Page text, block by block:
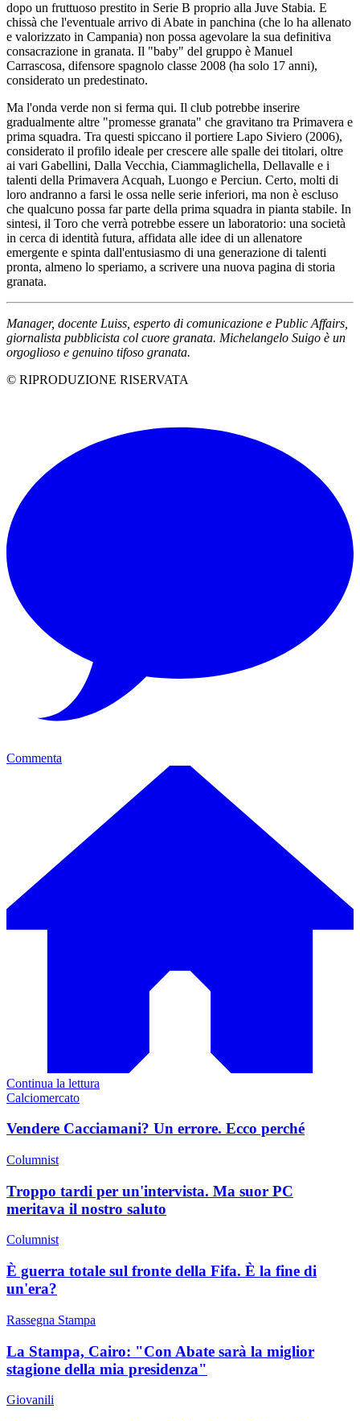
dopo un fruttuoso prestito in Serie B proprio alla Juve Stabia. E
chissà che l'eventuale arrivo di Abate in panchina (che lo ha allenato
e valorizzato in Campania) non possa agevolare la sua definitiva
consacrazione in granata. Il "baby" del gruppo è Manuel
Carrascosa, difensore spagnolo classe 2008 (ha solo 17 anni),
considerato un predestinato.
​Ma l'onda verde non si ferma qui. Il club potrebbe inserire
gradualmente altre "promesse granata" che gravitano tra Primavera e
prima squadra. Tra questi spiccano il portiere Lapo Siviero (2006),
considerato il profilo ideale per crescere alle spalle dei titolari, oltre
ai vari Gabellini, Dalla Vecchia, Ciammaglichella, Dellavalle e i
talenti della Primavera Acquah, Luongo e Perciun. Certo, molti di
loro andranno a farsi le ossa nelle serie inferiori, ma non è escluso
che qualcuno possa far parte della prima squadra in pianta stabile. ​In
sintesi, il Toro che verrà potrebbe essere un laboratorio: una società
in cerca di identità futura, affidata alle idee di un allenatore
emergente e spinta dall'entusiasmo di una generazione di talenti
pronta, almeno lo speriamo, a scrivere una nuova pagina di storia
granata.
Manager, docente Luiss, esperto di comunicazione e Public Affairs,
giornalista pubblicista col cuore granata. Michelangelo Suigo è un
orgoglioso e genuino tifoso granata.
© RIPRODUZIONE RISERVATA
Commenta
Continua la lettura
Calciomercato
Vendere Cacciamani? Un errore. Ecco perché
Columnist
Troppo tardi per un'intervista. Ma suor PC
meritava il nostro saluto
Columnist
È guerra totale sul fronte della Fifa. È la fine di
un'era?
Rassegna Stampa
La Stampa, Cairo: "Con Abate sarà la miglior
stagione della mia presidenza"
Giovanili